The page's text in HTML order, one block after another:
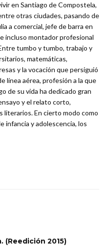
en Santiago de Compostela,
otras ciudades, pasando de
a comercial, jefe de barra en
incluso montador profesional
tumbo y tumbo, trabajo y
matemáticas,
y la vocación que persiguió
línea aérea, profesión a la que
de su vida ha dedicado gran
y el relato corto,
literarios. En cierto modo como
infancia y adolescencia, los
(Reedición 2015)